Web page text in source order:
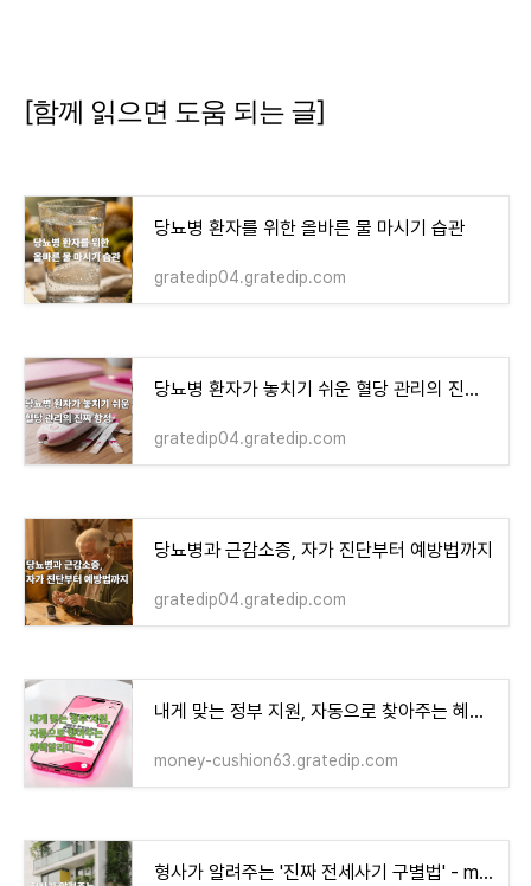
[함께 읽으면 도움 되는 글]
당뇨병 환자를 위한 올바른 물 마시기 습관
gratedip04.gratedip.com
당뇨병 환자가 놓치기 쉬운 혈당 관리의 진짜 함정
gratedip04.gratedip.com
당뇨병과 근감소증, 자가 진단부터 예방법까지
gratedip04.gratedip.com
내게 맞는 정부 지원, 자동으로 찾아주는 혜택알리미
money-cushion63.gratedip.com
형사가 알려주는 '진짜 전세사기 구별법' - money-health